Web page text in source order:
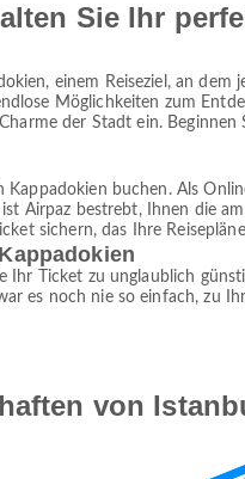
Sie Ihr
einem Reiseziel, an
Möglichkeiten zum
der Stadt ein.
buchen. Als
Airpaz bestrebt, Ihnen die
sichern, das Ihre
Ticket zu unglaublich
es noch nie so einfach, zu
von